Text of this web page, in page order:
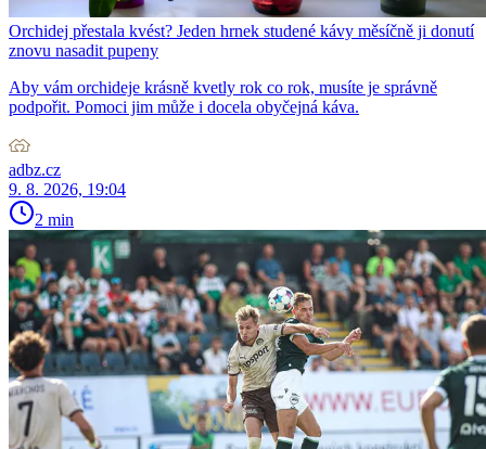
Orchidej přestala kvést? Jeden hrnek studené kávy měsíčně ji donutí
znovu nasadit pupeny
Aby vám orchideje krásně kvetly rok co rok, musíte je správně
podpořit. Pomoci jim může i docela obyčejná káva.
adbz.cz
9. 8. 2026, 19:04
2 min